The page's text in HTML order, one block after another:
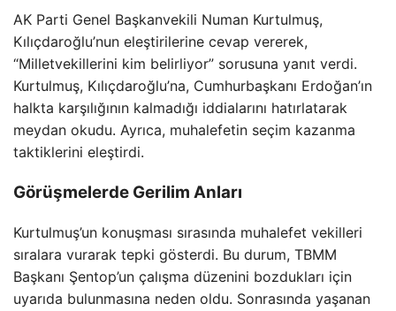
AK Parti Genel Başkanvekili Numan Kurtulmuş,
Kılıçdaroğlu’nun eleştirilerine cevap vererek,
“Milletvekillerini kim belirliyor” sorusuna yanıt verdi.
Kurtulmuş, Kılıçdaroğlu’na, Cumhurbaşkanı Erdoğan’ın
halkta karşılığının kalmadığı iddialarını hatırlatarak
meydan okudu. Ayrıca, muhalefetin seçim kazanma
taktiklerini eleştirdi.
Görüşmelerde Gerilim Anları
Kurtulmuş’un konuşması sırasında muhalefet vekilleri
sıralara vurarak tepki gösterdi. Bu durum, TBMM
Başkanı Şentop’un çalışma düzenini bozdukları için
uyarıda bulunmasına neden oldu. Sonrasında yaşanan